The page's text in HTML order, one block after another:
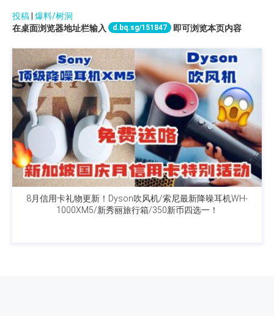
投稿| 爆料/树洞
在桌面浏览器地址栏输入
d.bq.sg/151847 即可浏览本页内容
8月信用卡礼物更新！Dyson吹风机/索尼最新降噪耳机WH-
1000XM5/新秀丽旅行箱/350新币四选一！